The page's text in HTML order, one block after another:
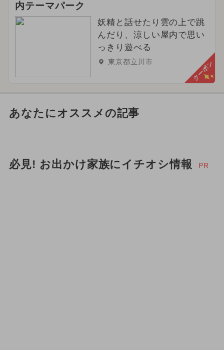
内テーマパーク
妖精と話せたり雲の上で跳
んだり、涼しい屋内で思い
っきり遊べる
東京都立川市 クーポン
あなたにオススメの記事
必見! お出かけ家族にイチオシ情報 PR